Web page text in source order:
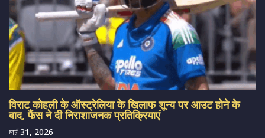
विराट कोहली के ऑस्ट्रेलिया के खिलाफ शून्य पर आउट होने के
बाद, फैंस ने दी निराशाजनक प्रतिक्रियाएं
মার্চ 31, 2026